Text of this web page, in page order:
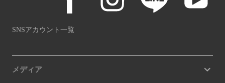
SNSアカウント一覧
メディア